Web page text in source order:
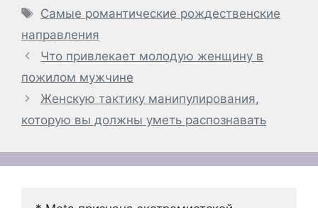
Метки
Самые романтические рождественские
направления
Что привлекает молодую женщину в
пожилом мужчине
Женскую тактику манипулирования,
которую вы должны уметь распознавать